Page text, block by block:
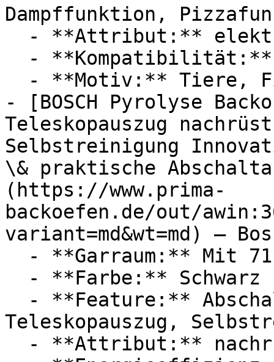
Dampffunktion,
- [BOSCH Pyrolyse
Teleskopauszug
Selbstreinigung
\& praktische
(https://www.prima-
backoefen.de/out/
variant=md&wt=md) —
Teleskopauszug,